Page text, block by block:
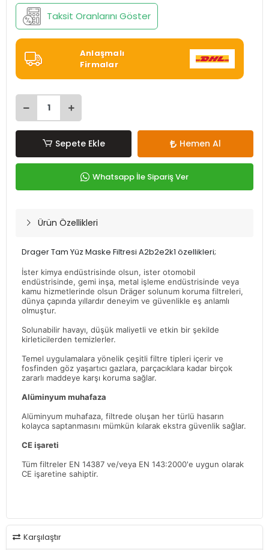
Taksit Oranlarını Göster
Anlaşmalı
Firmalar
Sepete Ekle Hemen Al
Whatsapp İle Sipariş Ver
Ürün Özellikleri
Drager Tam Yüz Maske Filtresi A2b2e2k1 özellikleri;
İster kimya endüstrisinde olsun, ister otomobil
endüstrisinde, gemi inşa, metal işleme endüstrisinde veya
kamu hizmetlerinde olsun Dräger solunum koruma filtreleri,
dünya çapında yıllardır deneyim ve güvenlikle eş anlamlı
olmuştur.
Solunabilir havayı, düşük maliyetli ve etkin bir şekilde
kirleticilerden temizlerler.
Temel uygulamalara yönelik çeşitli filtre tipleri içerir ve
fosfinden göz yaşartıcı gazlara, parçacıklara kadar birçok
zararlı maddeye karşı koruma sağlar.
Alüminyum muhafaza
Alüminyum muhafaza, filtrede oluşan her türlü hasarın
kolayca saptanmasını mümkün kılarak ekstra güvenlik sağlar.
CE işareti
Tüm filtreler EN 14387 ve/veya EN 143:2000'e uygun olarak
CE işaretine sahiptir.
Karşılaştır